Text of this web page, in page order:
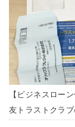
「オリコビジネ
ン」を使う方法
わせてみた。
【ビジネスロー
友トラストクラ